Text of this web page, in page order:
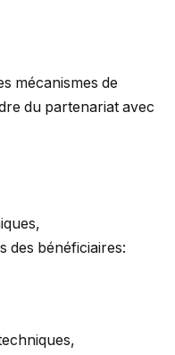
mécanismes de
du partenariat avec
des bénéficiaires: